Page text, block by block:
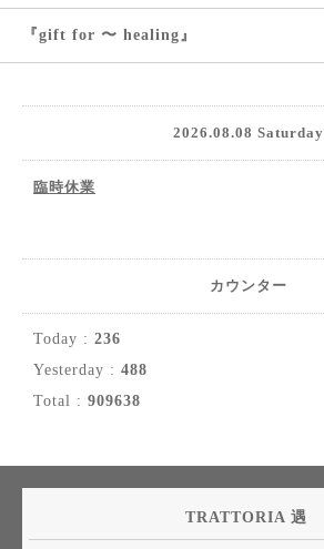
『gift for 〜 healing』
2026.08.08 Saturday
臨時休業
カウンター
Today : 236
Yesterday : 488
Total : 909638
TRATTORIA 遇